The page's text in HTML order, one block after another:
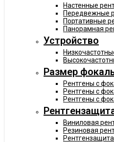
Настенные
Передвежные
Портативные
Панорамная
Устройство
Размер
Рентгены с
Рентгены с
Рентгены с
Виниловая
Резиновая